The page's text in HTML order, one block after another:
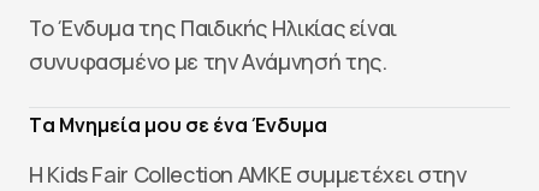
Το Ένδυμα της Παιδικής Ηλικίας είναι
συνυφασμένο με την Ανάμνησή της.
Tα Μνημεία μου σε ένα Ένδυμα
Η Kids Fair Collection AMKE συμμετέχει στην